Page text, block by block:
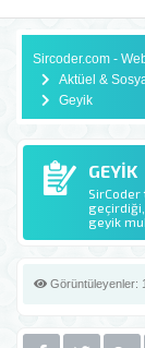
Sircoder.com -
Aktüel &
Geyik
GEYIK
geyik
Görüntüleyenler: